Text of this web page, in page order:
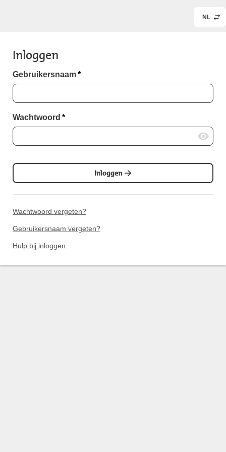
NL
Inloggen
Gebruikersnaam*
Wachtwoord *
Inloggen
Wachtwoord vergeten?
Gebruikersnaam vergeten?
Hulp bij inloggen